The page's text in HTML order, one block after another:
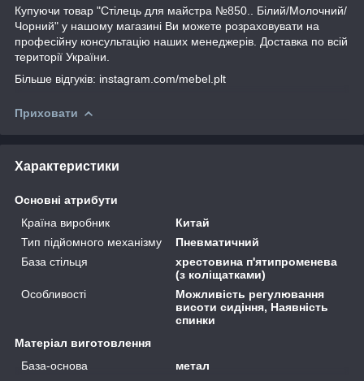
Купуючи товар "Стілець для майстра №850.. Білий/Молочний/
Чорний" у нашому магазині Ви можете розраховувати на
професійну консультацію наших менеджерів. Доставка по всій
території України.
Більше відгуків: instagram.com/mebel.plt
Приховати
Характеристики
Основні атрибути
Країна виробник
Китай
Тип підйомного механізму
Пневматичний
База стільця
хрестовина п'ятипроменева
(з коліщатками)
Особливості
Можливість регулювання
висоти сидіння, Наявність
спинки
Матеріал виготовлення
База-основа
метал